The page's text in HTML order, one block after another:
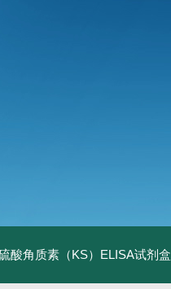
酸角质素（KS）ELISA试剂盒